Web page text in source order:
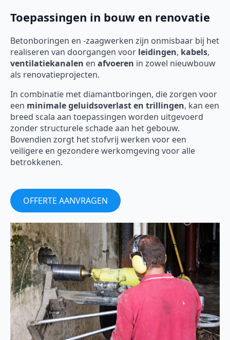
Toepassingen in bouw en renovatie
Betonboringen en -zaagwerken zijn onmisbaar bij het
realiseren van doorgangen voor leidingen, kabels,
ventilatiekanalen en afvoeren in zowel nieuwbouw
als renovatieprojecten.
In combinatie met diamantboringen, die zorgen voor
een minimale geluidsoverlast en trillingen, kan een
breed scala aan toepassingen worden uitgevoerd
zonder structurele schade aan het gebouw.
Bovendien zorgt het stofvrij werken voor een
veiligere en gezondere werkomgeving voor alle
betrokkenen.
OFFERTE AANVRAGEN